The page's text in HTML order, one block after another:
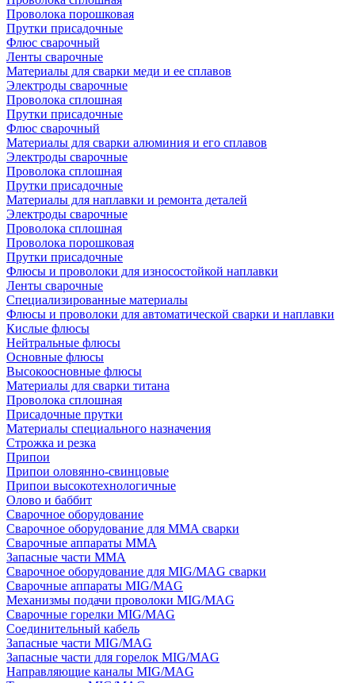
Проволока порошковая
Прутки присадочные
Флюс сварочный
Ленты сварочные
Материалы для сварки меди и ее сплавов
Электроды сварочные
Проволока сплошная
Прутки присадочные
Флюс сварочный
Материалы для сварки алюминия и его сплавов
Электроды сварочные
Проволока сплошная
Прутки присадочные
Материалы для наплавки и ремонта деталей
Электроды сварочные
Проволока сплошная
Проволока порошковая
Прутки присадочные
Флюсы и проволоки для износостойкой наплавки
Ленты сварочные
Специализированные материалы
Флюсы и проволоки для автоматической сварки и наплавки
Кислые флюсы
Нейтральные флюсы
Основные флюсы
Высокоосновные флюсы
Материалы для сварки титана
Проволока сплошная
Присадочные прутки
Материалы специального назначения
Строжка и резка
Припои
Припои оловянно-свинцовые
Припои высокотехнологичные
Олово и баббит
Сварочное оборудование
Сварочное оборудование для MMA сварки
Сварочные аппараты MMA
Запасные части MMA
Сварочное оборудование для MIG/MAG сварки
Сварочные аппараты MIG/MAG
Механизмы подачи проволоки MIG/MAG
Сварочные горелки MIG/MAG
Соединительный кабель
Запасные части MIG/MAG
Запасные части для горелок MIG/MAG
Направляющие каналы MIG/MAG